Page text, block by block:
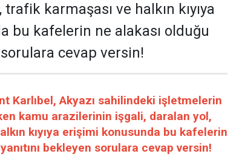
karmaşası ve halkın kıyıya
bu kafelerin ne alakası olduğu
sorulara cevap versin!
Karlıbel, Akyazı sahilindeki işletmelerin
kamu arazilerinin işgali, daralan yol,
kıyıya erişimi konusunda bu kafelerin
bekleyen sorulara cevap versin!